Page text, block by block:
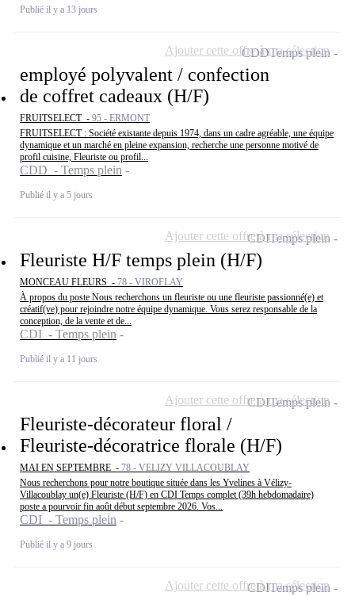
Publié il y a 13 jours
employé polyvalent / confection
de coffret cadeaux (H/F)
FRUITSELECT - 95 - ERMONT
FRUITSELECT : Société existante depuis 1974, dans un cadre agréable, une équipe
dynamique et un marché en pleine expansion, recherche une personne motivé de
profil cuisine, Fleuriste ou profil...
CDD - Temps plein
Publié il y a 5 jours
CDDTemps plein
Ajouter cette offre à ma sélection
Fleuriste H/F temps plein (H/F)
MONCEAU FLEURS - 78 - VIROFLAY
À propos du poste Nous recherchons un fleuriste ou une fleuriste passionné(e) et
créatif(ve) pour rejoindre notre équipe dynamique. Vous serez responsable de la
conception, de la vente et de...
CDI - Temps plein
Publié il y a 11 jours
CDITemps plein
Ajouter cette offre à ma sélection
Fleuriste-décorateur floral /
Fleuriste-décoratrice florale (H/F)
MAI EN SEPTEMBRE - 78 - VELIZY VILLACOUBLAY
Nous recherchons pour notre boutique située dans les Yvelines à Vélizy-
Villacoublay un(e) Fleuriste (H/F) en CDI Temps complet (39h hebdomadaire)
poste a pourvoir fin août début septembre 2026. Vos...
CDI - Temps plein
Publié il y a 9 jours
CDITemps plein
Ajouter cette offre à ma sélection
CDITemps plein
Ajouter cette offre à ma sélection